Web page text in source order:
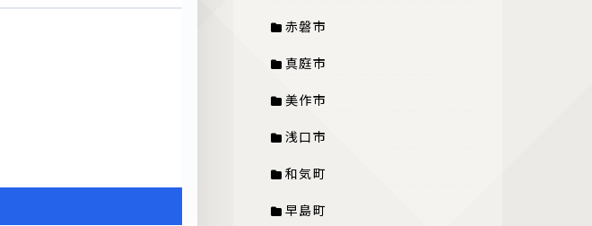
赤磐市
真庭市
美作市
浅口市
和気町
早島町